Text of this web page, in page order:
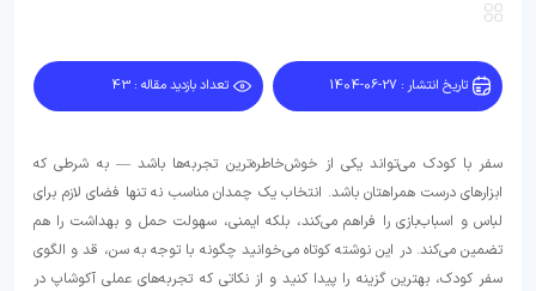
تاریخ انتشار : 27-06-1404 تعداد بازدید مقاله : 43
سفر با کودک می‌تواند یکی از خوش‌خاطره‌ترین تجربه‌ها باشد — به شرطی که
ابزارهای درست همراهتان باشد. انتخاب یک چمدان مناسب نه تنها فضای لازم برای
لباس و اسباب‌بازی را فراهم می‌کند، بلکه ایمنی، سهولت حمل و بهداشت را هم
تضمین می‌کند. در این نوشته کوتاه می‌خوانید چگونه با توجه به سن، قد و الگوی
سفر کودک، بهترین گزینه را پیدا کنید و از نکاتی که تجربه‌های عملی آکوشاپ در